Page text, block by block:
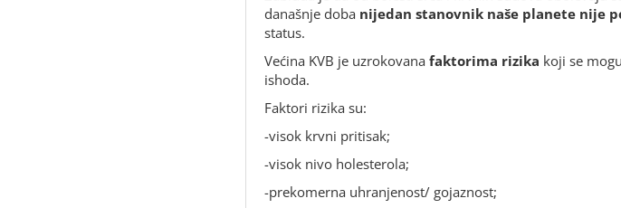
današnje doba nijedan stanovnik naše planete nije
status.
Većina KVB je uzrokovana faktorima rizika koji se
ishoda.
Faktori rizika su:
-visok krvni pritisak;
-visok nivo holesterola;
-prekomerna uhranjenost/ gojaznost;